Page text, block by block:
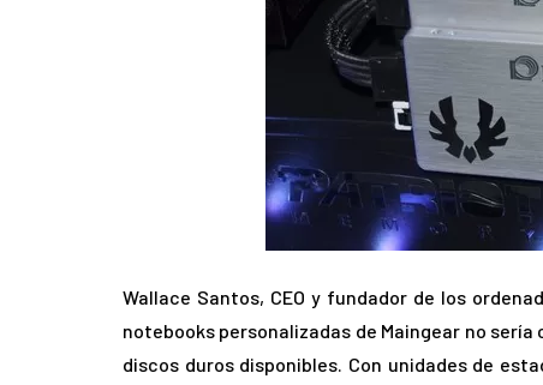
Wallace Santos, CEO y fundador de los
notebooks personalizadas de Maingear no
discos duros disponibles. Con unidades de